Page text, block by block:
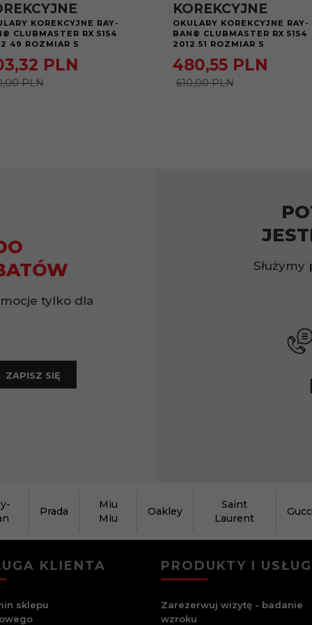
KOREKCYJNE RAY-
CLUBMASTER RX 5154
49 ROZMIAR S
32 PLN
PLN
KOREKCYJNE
OKULARY KOREKCYJNE RAY-
BAN® CLUBMASTER RX 5154
2012 51 ROZMIAR S
480,55 PLN
610,00 PLN
tylko dla
ZAPISZ SIĘ
Prada
Miu
Miu
Oakley
Saint
Laurent
KLIENTA
sklepu
PRODUKTY I
Zarezerwuj wizytę - badanie
wzroku